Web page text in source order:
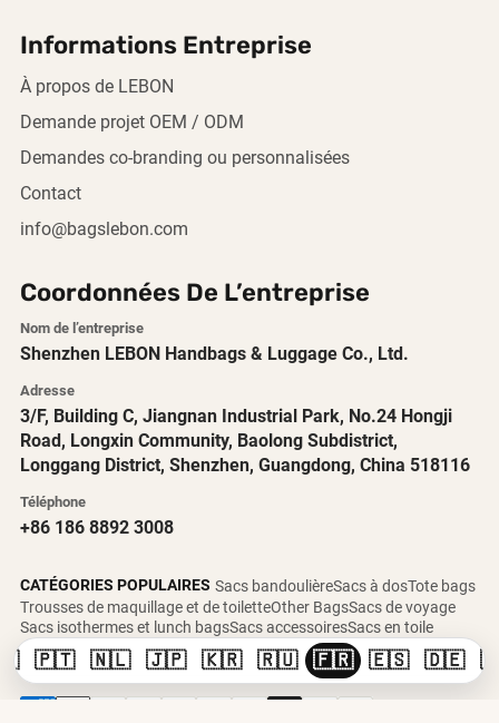
Informations Entreprise
À propos de LEBON
Demande projet OEM / ODM
Demandes co-branding ou personnalisées
Contact
info@bagslebon.com
Coordonnées De L’entreprise
Nom de l’entreprise
Shenzhen LEBON Handbags & Luggage Co., Ltd.
Adresse
3/F, Building C, Jiangnan Industrial Park, No.24 Hongji
Road, Longxin Community, Baolong Subdistrict,
Longgang District, Shenzhen, Guangdong, China 518116
Téléphone
+86 186 8892 3008
CATÉGORIES POPULAIRES Sacs bandoulièreSacs à dosTote bags
Trousses de maquillage et de toiletteOther BagsSacs de voyage
Sacs isothermes et lunch bagsSacs accessoiresSacs en toile
🇵🇹 🇳🇱 🇯🇵 🇰🇷 🇷🇺 🇫🇷 🇪🇸 🇩🇪